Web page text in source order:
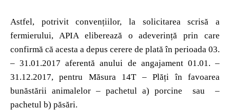
Astfel, potrivit convențiilor, la solicitarea scrisă a
fermierului, APIA eliberează o adeverință prin care
confirmă că acesta a depus cerere de plată în perioada 03.
– 31.01.2017 aferentă anului de angajament 01.01. –
31.12.2017, pentru Măsura 14T – Plăți în favoarea
bunăstării animalelor – pachetul a) porcine sau –
pachetul b) păsări.